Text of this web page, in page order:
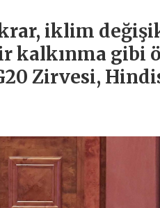
iklim
kalkınma gibi
Zirvesi,